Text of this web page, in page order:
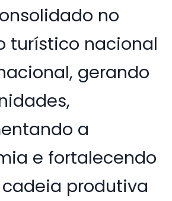
no
turístico nacional
gerando
a
e fortalecendo
produtiva